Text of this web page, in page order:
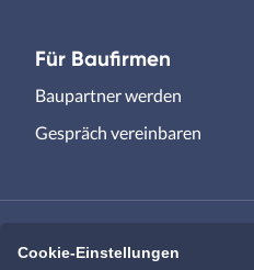
Für Baufirmen
Baupartner werden
Gespräch vereinbaren
Cookie-Einstellungen